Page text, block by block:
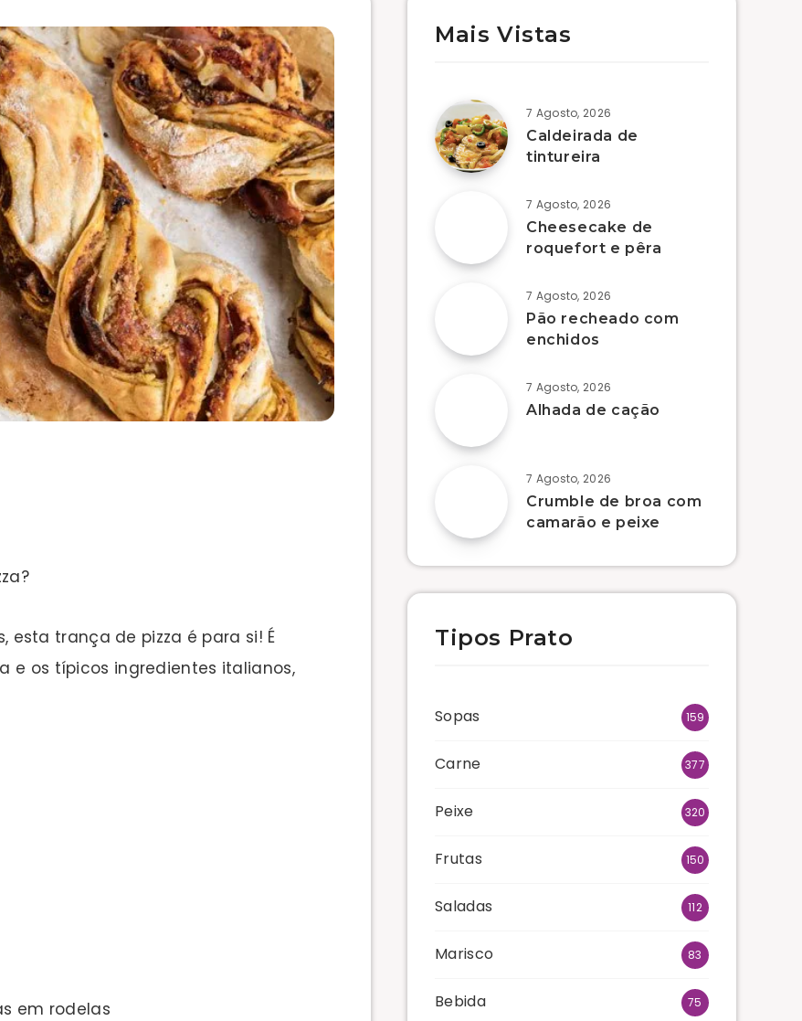
esta trança de pizza é para si! É
e os típicos ingredientes italianos,
em rodelas
Mais Vistas
7 Agosto, 2026
Caldeirada de
tintureira
7 Agosto, 2026
Cheesecake de
roquefort e pêra
7 Agosto, 2026
Pão recheado com
enchidos
7 Agosto, 2026
Alhada de cação
7 Agosto, 2026
Crumble de broa com
camarão e peixe
Tipos Prato
Sopas 159
Carne 377
Peixe 320
Frutas 150
Saladas 112
Marisco 83
Bebida 75